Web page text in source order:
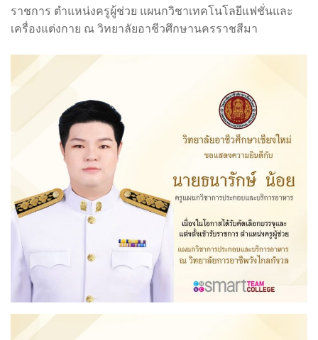
ราชการ ตำแหน่งครูผู้ช่วย แผนกวิชาเทคโนโลยีแฟชั่นและ
เครื่องแต่งกาย ณ วิทยาลัยอาชีวศึกษานครราชสีมา